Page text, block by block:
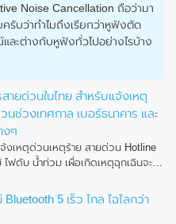
Noise Cancellation ถือว่ามา
รับว่าทำไมถึงเรียกว่าหูฟังตัด
ละต่างกับหูฟังทั่วไปอย่างไรบ้าง
สายด่วนในไทย สำหรับแจ้งเหตุ
นช่วงเทศกาล เบอร์ธนาคาร และ
งๆ
จ้งเหตุด่วนเหตุร้าย สายด่วน Hotline
ไฟดับ น้ำท่วม เผื่อเกิดเหตุฉุกเฉินจะได้
Bluetooth 5 เร็ว ไกล ไฉไลกว่า